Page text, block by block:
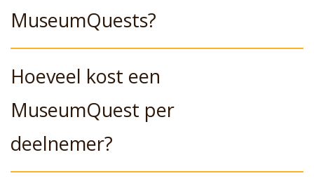
MuseumQuests?
Hoeveel kost een
MuseumQuest per
deelnemer?